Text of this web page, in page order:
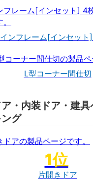
ンフレーム[インセット
L型コーナー間仕切
・内装ドア・建
グ
片開きドア